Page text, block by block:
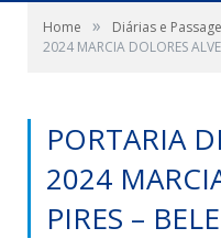
Home » Diárias e
2024 MARCIA DOLORES
PORTARIA
2024
PIRES –